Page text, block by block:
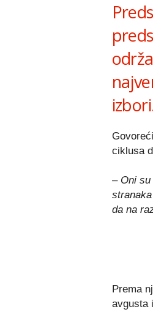
ciklusa
– Oni
da na
Prema
avgusta